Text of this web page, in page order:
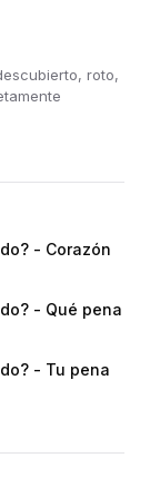
roto,
- Corazón
- Qué pena
- Tu pena